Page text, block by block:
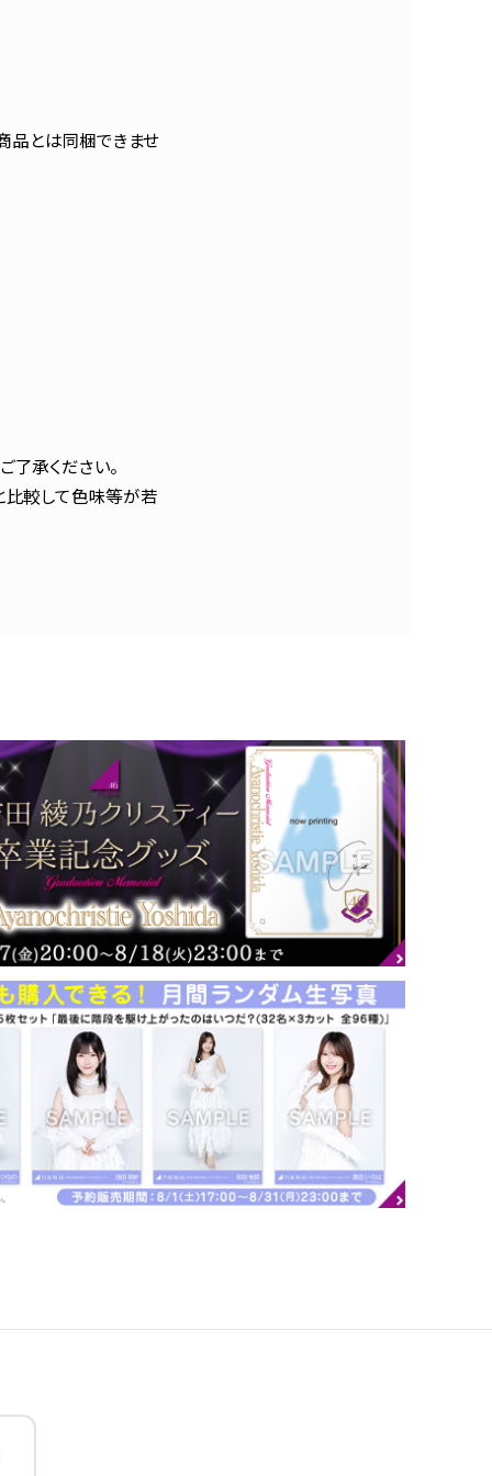
品とは同梱できませ
承ください。
比較して色味等が若